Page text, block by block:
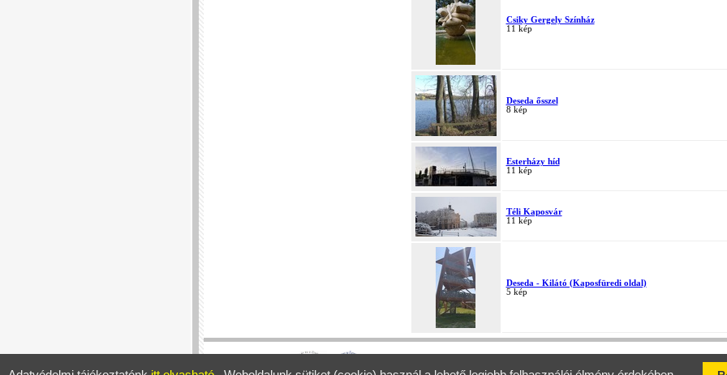
Csiky Gergely Színház
11 kép
Deseda ősszel
8 kép
Esterházy híd
11 kép
Téli Kaposvár
11 kép
Deseda - Kilátó (Kaposfüredi oldal)
5 kép
Jelen honlap tartalmáért a Kaposvári Turisztikai Marketing
Látogatók száma 2007.12.10. óta: 10 496 918